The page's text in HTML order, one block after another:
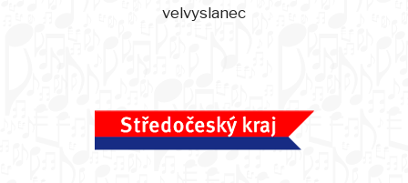
velvyslanec